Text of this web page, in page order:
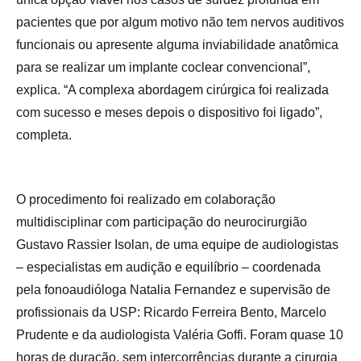
pacientes que por algum motivo não tem nervos auditivos
funcionais ou apresente alguma inviabilidade anatômica
para se realizar um implante coclear convencional”,
explica. “A complexa abordagem cirúrgica foi realizada
com sucesso e meses depois o dispositivo foi ligado”,
completa.
O procedimento foi realizado em colaboração
multidisciplinar com participação do neurocirurgião
Gustavo Rassier Isolan, de uma equipe de audiologistas
– especialistas em audição e equilíbrio – coordenada
pela fonoaudióloga Natalia Fernandez e supervisão de
profissionais da USP: Ricardo Ferreira Bento, Marcelo
Prudente e da audiologista Valéria Goffi. Foram quase 10
horas de duração, sem intercorrências durante a cirurgia